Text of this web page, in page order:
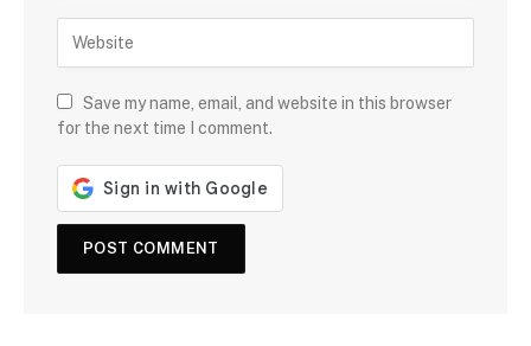
Save my name, email, and website in this browser
for the next time I comment.